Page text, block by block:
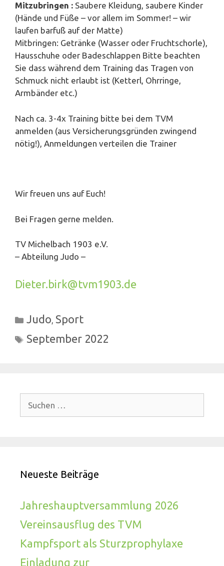
Mitzubringen : Saubere Kleidung, saubere Kinder
(Hände und Füße – vor allem im Sommer! – wir
laufen barfuß auf der Matte)
Mitbringen: Getränke (Wasser oder Fruchtschorle),
Hausschuhe oder Badeschlappen Bitte beachten
Sie dass während dem Training das Tragen von
Schmuck nicht erlaubt ist (Ketterl, Ohrringe,
Armbänder etc.)
Nach ca. 3-4x Training bitte bei dem TVM
anmelden (aus Versicherungsgründen zwingend
nötig!), Anmeldungen verteilen die Trainer
Wir freuen uns auf Euch!
Bei Fragen gerne melden.
TV Michelbach 1903 e.V.
– Abteilung Judo –
Dieter.birk@tvm1903.de
Kategorien
Judo Sport
Schlagwörter
September 2022
nach:
Neueste Beiträge
Jahreshauptversammlung 2026
Vereinsausflug des TVM
Kampfsport als Sturzprophylaxe
Einladung zur